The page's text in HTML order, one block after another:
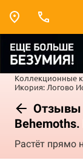
Коллекционные
Икория: Логово
Отзывы
Растёт прямо